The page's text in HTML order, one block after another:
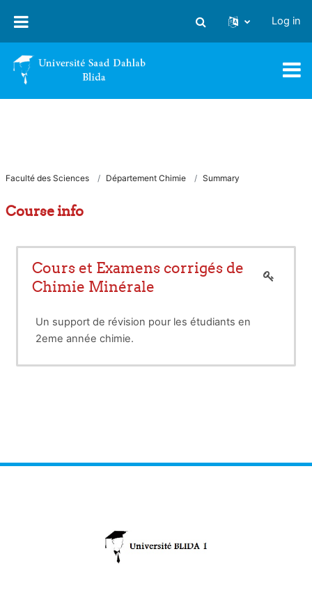
Toggle search input
Log in
Faculté des Sciences Département Chimie Summary
Course info
Cours et Examens corrigés de
Chimie Minérale
Un support de révision pour les étudiants en
2eme année chimie.